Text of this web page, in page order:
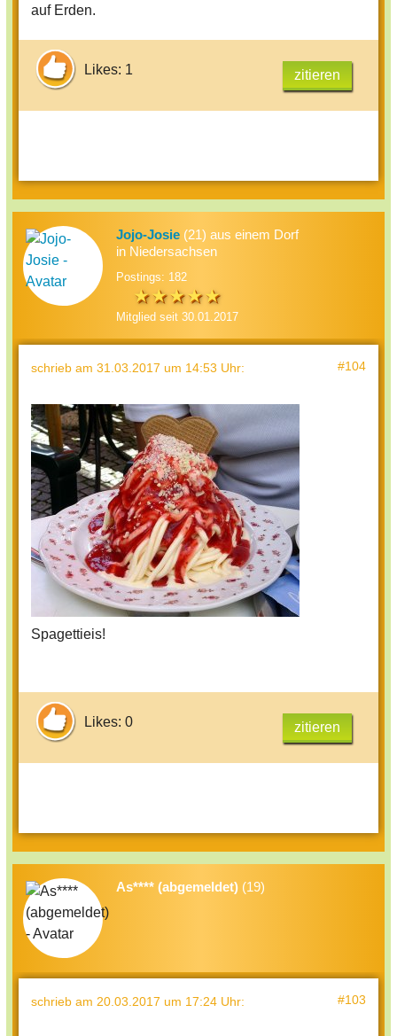
auf Erden.
Likes: 1 zitieren
Jojo-Josie (21) aus einem Dorf
in Niedersachsen
Postings: 182
Mitglied seit 30.01.2017
schrieb am 31.03.2017 um 14:53 Uhr: #104
Spagettieis!
Likes: 0 zitieren
As**** (abgemeldet) (19)
schrieb am 20.03.2017 um 17:24 Uhr: #103